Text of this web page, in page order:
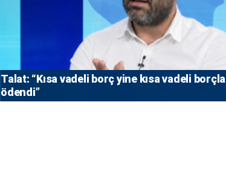
Talat: “Kısa vadeli borç yine kısa vadeli borçla
ödendi”